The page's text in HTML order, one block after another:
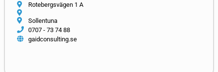
Rotebergsvägen 1 A
Sollentuna
0707 - 73 74 88
gaidconsulting.se